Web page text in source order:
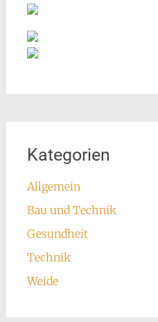
Kategorien
Allgemein
Bau und Technik
Gesundheit
Technik
Weide